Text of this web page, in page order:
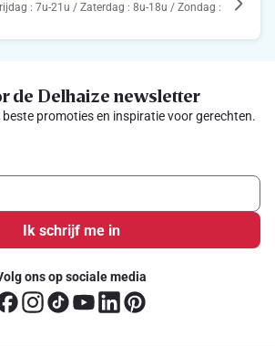
: 7u-21u / Zaterdag : 8u-18u / Zondag :
de Delhaize newsletter
promoties en inspiratie voor gerechten.
Ik schrijf me in
ons op sociale media